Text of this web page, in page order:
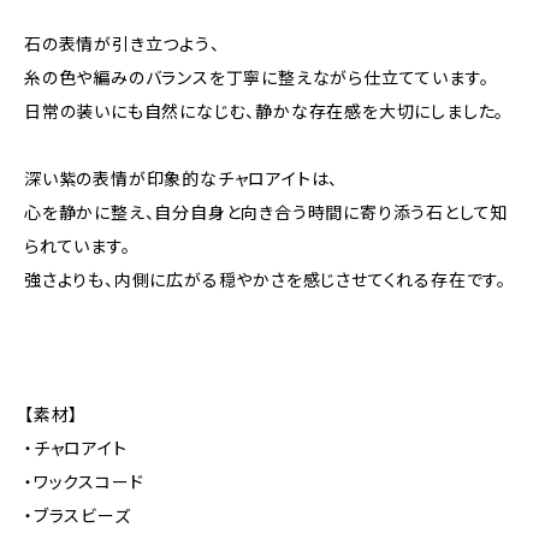
石の表情が引き立つよう、
糸の色や編みのバランスを丁寧に整えながら仕立てています。
日常の装いにも自然になじむ、静かな存在感を大切にしました。
深い紫の表情が印象的なチャロアイトは、
心を静かに整え、自分自身と向き合う時間に寄り添う石として知
られています。
強さよりも、内側に広がる穏やかさを感じさせてくれる存在です。
【素材】
・チャロアイト
・ワックスコード
・ブラスビーズ